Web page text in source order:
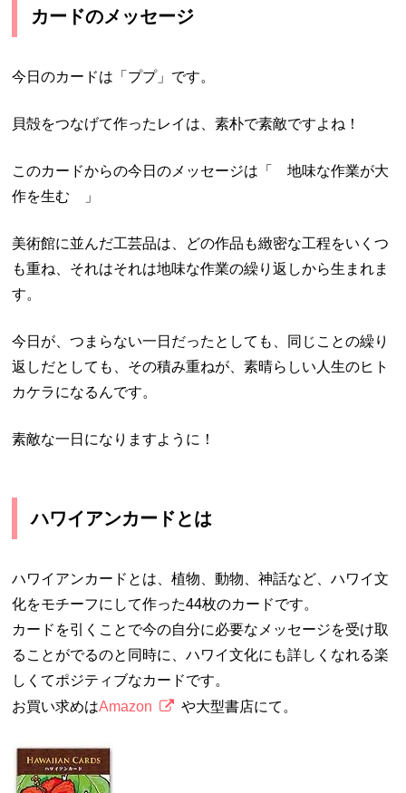
カードのメッセージ
今日のカードは「ププ」です。
貝殻をつなげて作ったレイは、素朴で素敵ですよね！
このカードからの今日のメッセージは「 地味な作業が大
作を生む 」
美術館に並んだ工芸品は、どの作品も緻密な工程をいくつ
も重ね、それはそれは地味な作業の繰り返しから生まれま
す。
今日が、つまらない一日だったとしても、同じことの繰り
返しだとしても、その積み重ねが、素晴らしい人生のヒト
カケラになるんです。
素敵な一日になりますように！
ハワイアンカードとは
ハワイアンカードとは、植物、動物、神話など、ハワイ文
化をモチーフにして作った44枚のカードです。
カードを引くことで今の自分に必要なメッセージを受け取
ることがでるのと同時に、ハワイ文化にも詳しくなれる楽
しくてポジティブなカードです。
お買い求めはAmazon や大型書店にて。